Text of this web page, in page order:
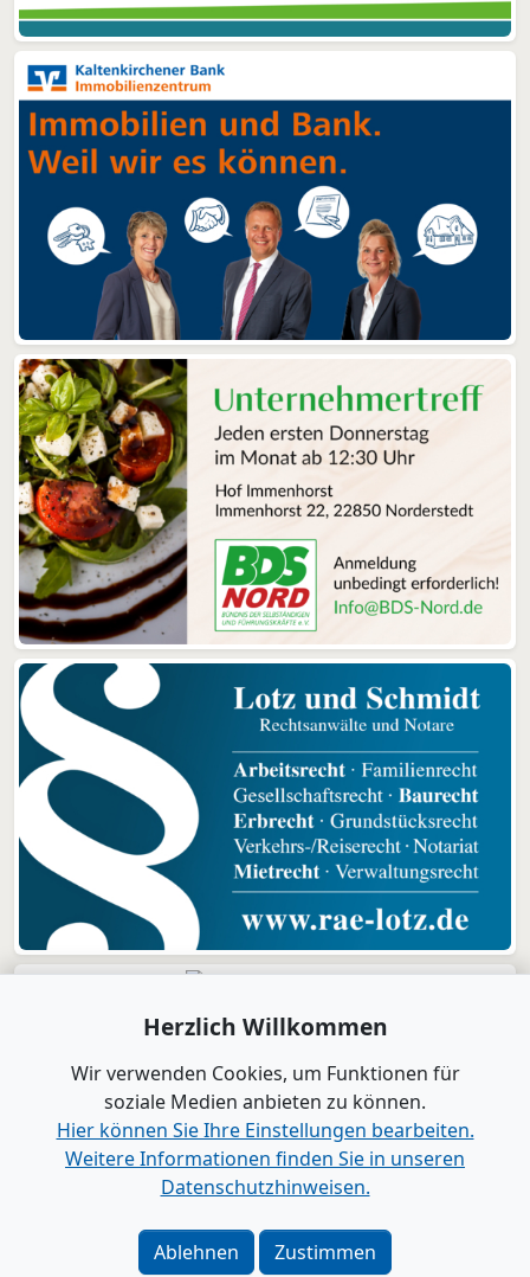
Impressum |Datenschutz|Barrierefreiheit
Google als bevorzugte Quelle merken
Herzlich Willkommen
Wir verwenden Cookies, um Funktionen für
soziale Medien anbieten zu können.
Hier können Sie Ihre Einstellungen bearbeiten.
Weitere Informationen finden Sie in unseren
Datenschutzhinweisen.
Ablehnen Zustimmen